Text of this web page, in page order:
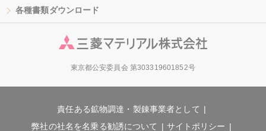
各種書類ダウンロード
東京都公安委員会 第303319601852号
責任ある鉱物調達・製錬事業者として
弊社の社名を名乗る勧誘について
サイトポリシー